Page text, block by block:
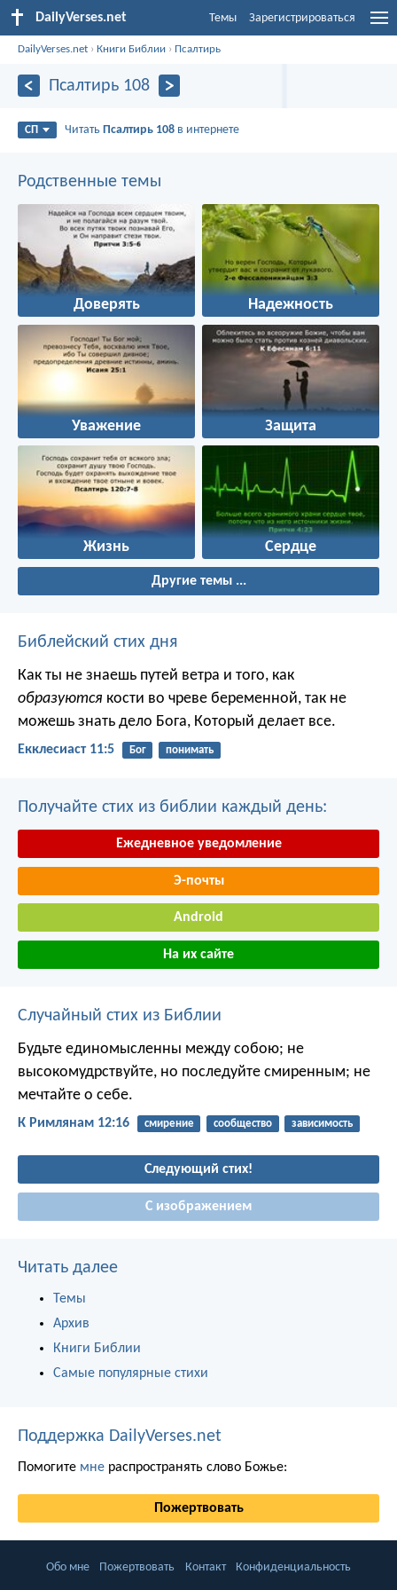
DailyVerses.net Темы Зарегистрироваться
DailyVerses.net ›Книги Библии › Псалтирь
Псалтирь 108
СП Читать Псалтирь 108 в интернете
Родственные темы
Доверять Надежность
Уважение Защита
Жизнь Сердце
Другие темы ...
Библейский стих дня
Как ты не знаешь путей ветра и того, как
образуются кости во чреве беременной, так не
можешь знать дело Бога, Который делает все.
Екклесиаст 11:5 Бог понимать
Получайте стих из библии каждый день:
Ежедневное уведомление
Э-почты
Android
На их сайте
Случайный стих из Библии
Будьте единомысленны между собою; не
высокомудрствуйте, но последуйте смиренным; не
мечтайте о себе.
К Римлянам 12:16 смирение сообщество зависимость
Следующий стих!
С изображением
Читать далее
Темы
Архив
Книги Библии
Самые популярные стихи
Поддержка DailyVerses.net
Помогите мне распространять слово Божье:
Пожертвовать
Обо мне Пожертвовать Контакт Конфиденциальность